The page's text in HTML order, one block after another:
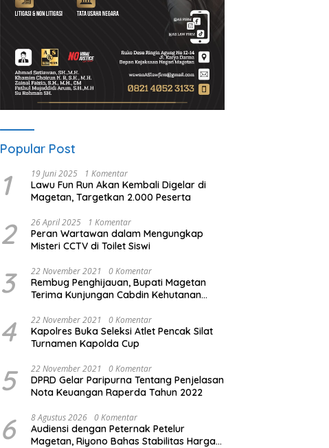
Popular Post
1 19 Juni 2025 1 Komentar
Lawu Fun Run Akan Kembali Digelar di
Magetan, Targetkan 2.000 Peserta
2 26 April 2025 1 Komentar
Peran Wartawan dalam Mengungkap
Misteri CCTV di Toilet Siswi
3 22 November 2021 0 Komentar
Rembug Penghijauan, Bupati Magetan
Terima Kunjungan Cabdin Kehutanan
4 22 November 2021 0 Komentar
Kapolres Buka Seleksi Atlet Pencak Silat
Turnamen Kapolda Cup
5 22 November 2021 0 Komentar
DPRD Gelar Paripurna Tentang Penjelasan
Nota Keuangan Raperda Tahun 2022
6 8 Agustus 2026 0 Komentar
Audiensi dengan Peternak Petelur
Magetan, Riyono Bahas Stabilitas Harga